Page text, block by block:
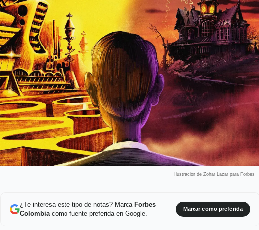
Ilustración de Zohar Lazar para Forbes
¿Te interesa este tipo de notas? Marca Forbes
Colombiacomo fuente preferida en Google.
Marcar como preferida